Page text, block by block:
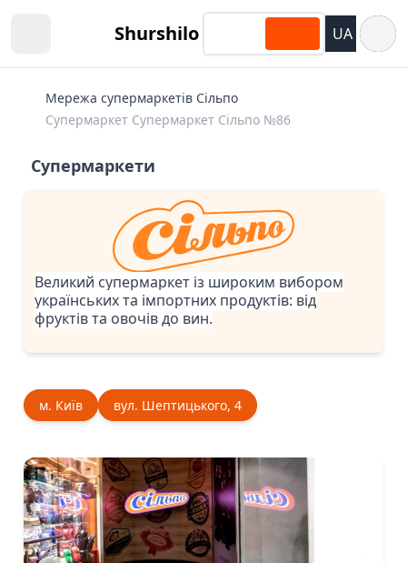
Shurshilo UA
Мережа супермаркетів Сільпо
Супермаркет Супермаркет Сiльпо №86
Супермаркети
Великий супермаркет із широким вибором
українських та імпортних продуктів: від
фруктів та овочів до вин.
м. Київ вул. Шептицького, 4